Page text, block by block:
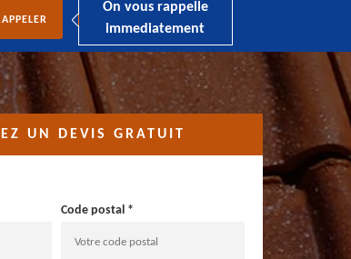
On vous rappelle
immediatement
UN DEVIS GRATUIT
Code postal *